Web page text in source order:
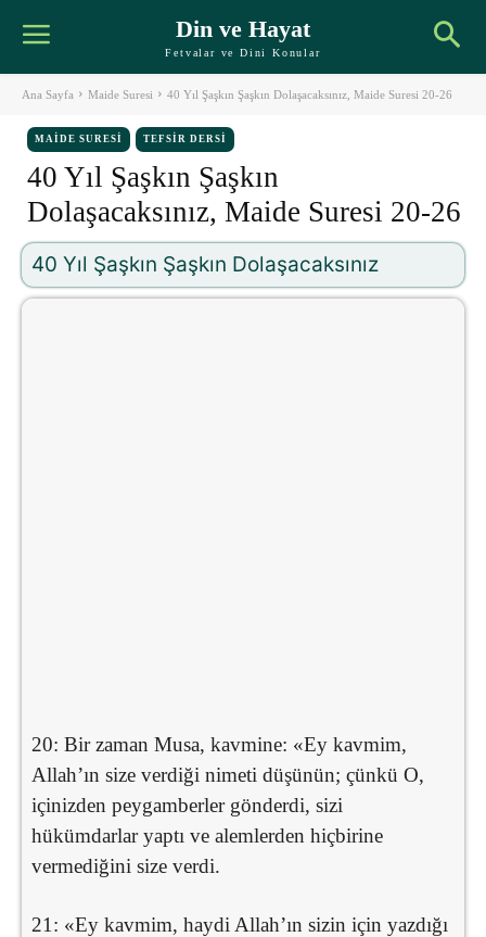
Din ve Hayat
Fetvalar ve Dini Konular
Ana Sayfa Maide Suresi 40 Yıl Şaşkın Şaşkın Dolaşacaksınız, Maide Suresi 20-26
MAIDE SURESI TEFSIR DERSI
40 Yıl Şaşkın Şaşkın
Dolaşacaksınız, Maide Suresi 20-26
40 Yıl Şaşkın Şaşkın Dolaşacaksınız
20: Bir zaman Musa, kavmine: «Ey kavmim,
Allah’ın size verdiği nimeti düşünün; çünkü O,
içinizden peygamberler gönderdi, sizi
hükümdarlar yaptı ve alemlerden hiçbirine
vermediğini size verdi.
21: «Ey kavmim, haydi Allah’ın sizin için yazdığı